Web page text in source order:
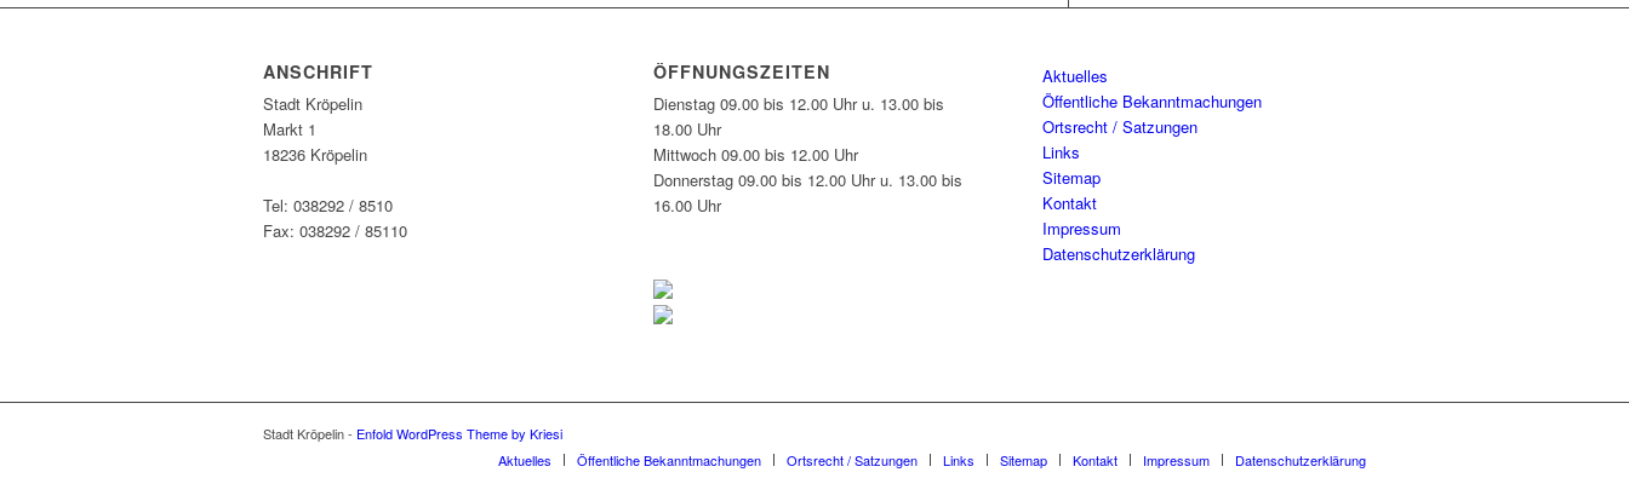
ANSCHRIFT
Stadt Kröpelin
Markt 1
18236 Kröpelin
Tel: 038292 / 8510
Fax: 038292 / 85110
ÖFFNUNGSZEITEN
Dienstag 09.00 bis 12.00 Uhr u. 13.00 bis
18.00 Uhr
Mittwoch 09.00 bis 12.00 Uhr
Donnerstag 09.00 bis 12.00 Uhr u. 13.00 bis
16.00 Uhr
Aktuelles
Öffentliche Bekanntmachungen
Ortsrecht / Satzungen
Links
Sitemap
Kontakt
Impressum
Datenschutzerklärung
Stadt Kröpelin - Enfold WordPress Theme by Kriesi
Aktuelles
Öffentliche Bekanntmachungen Ortsrecht / Satzungen Links Sitemap Kontakt Impressum Datenschutzerklärung